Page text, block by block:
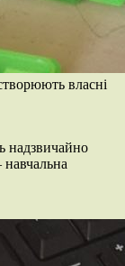
власні
надзвичайно
навчальна